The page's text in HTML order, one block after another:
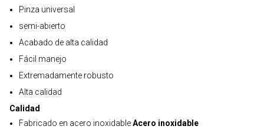
Pinza universal
semi-abierto
Acabado de alta calidad
Fácil manejo
Extremadamente robusto
Alta calidad
Calidad
Fabricado en acero inoxidableAcero inoxidable